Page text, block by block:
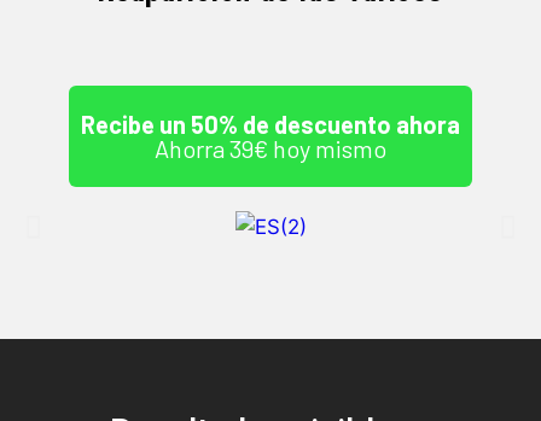
Recibe un 50% de descuento ahora
Ahorra 39€ hoy mismo